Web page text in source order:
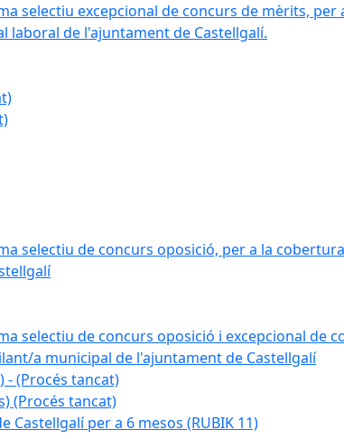
selectiu excepcional de concurs de mèrits,
laboral de l'ajuntament de Castellgalí.
selectiu de concurs oposició, per a la
selectiu de concurs oposició i excepcional de
a municipal de l'ajuntament de Castellgalí
- (Procés tancat)
(Procés tancat)
per a 6 mesos (RUBIK 11)